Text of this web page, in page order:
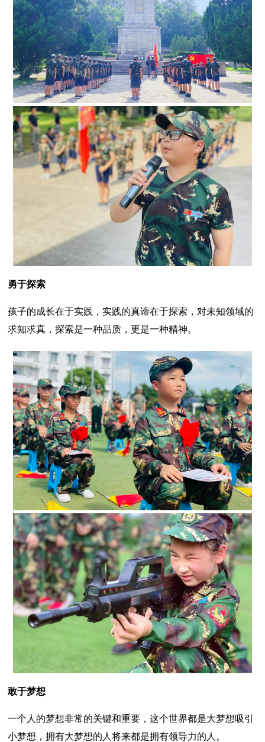
勇于探索
孩子的成长在于实践，实践的真谛在于探索，对未知领域的
求知求真，探索是一种品质，更是一种精神。
敢于梦想
一个人的梦想非常的关键和重要，这个世界都是大梦想吸引
小梦想，拥有大梦想的人将来都是拥有领导力的人。